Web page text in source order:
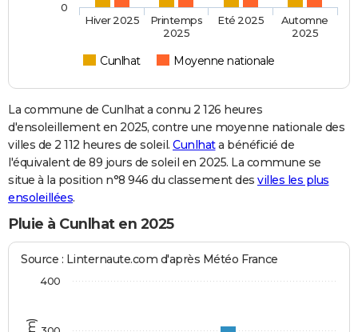
Cunlhat Moyenne nationale
Hiver 2025
Printemps
2025
Eté 2025
Automne
2025
0
La commune de Cunlhat a connu 2 126 heures
d'ensoleillement en 2025, contre une moyenne nationale des
villes de 2 112 heures de soleil. Cunlhata bénéficié de
l'équivalent de 89 jours de soleil en 2025. La commune se
situe à la position n°8 946 du classement des villes les plus
ensoleillées.
Pluie à Cunlhat en 2025
Source : Linternaute.com d'après Météo France
400